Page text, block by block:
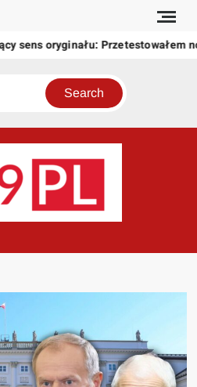
sens oryginału: Przetestowałem
świat